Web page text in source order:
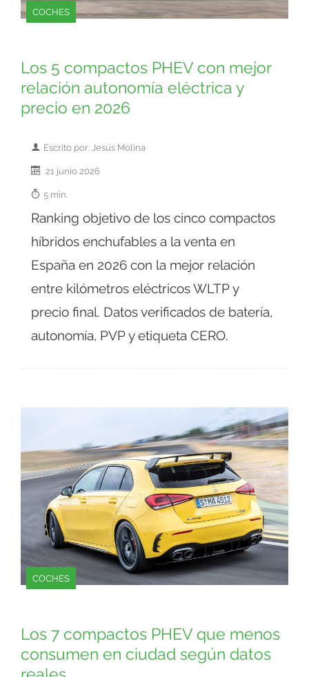
COCHES
Los 5 compactos PHEV con mejor
relación autonomía eléctrica y
precio en 2026
Escrito por: Jesús Molina
21 junio 2026
5 min.
Ranking objetivo de los cinco compactos
híbridos enchufables a la venta en
España en 2026 con la mejor relación
entre kilómetros eléctricos WLTP y
precio final. Datos verificados de batería,
autonomía, PVP y etiqueta CERO.
COCHES
Los 7 compactos PHEV que menos
consumen en ciudad según datos